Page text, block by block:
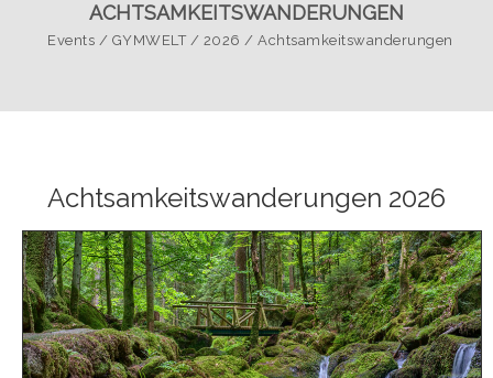
ACHTSAMKEITSWANDERUNGEN
Events / GYMWELT/ 2026 /Achtsamkeitswanderungen
Achtsamkeitswanderungen 2026